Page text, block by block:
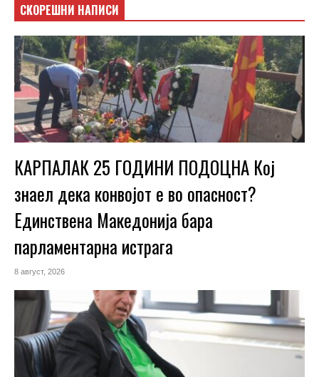
СКОРЕШНИ НАПИСИ
КАРПАЛАК 25 ГОДИНИ ПОДОЦНА Кој
знаел дека конвојот е во опасност?
Единствена Македoнија бара
парламентарна истрага
8 август, 2026